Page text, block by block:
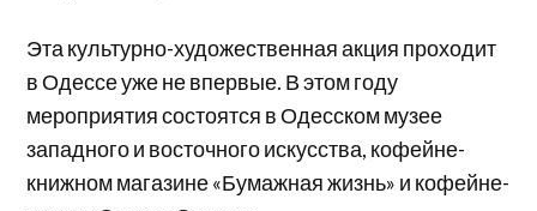
Эта культурно-художественная акция проходит
в Одессе уже не впервые. В этом году
мероприятия состоятся в Одесском музее
западного и восточного искусства, кофейне-
книжном магазине «Бумажная жизнь» и кофейне-